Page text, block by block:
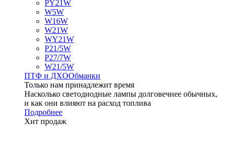
PY21W
W5W
W16W
W21W
WY21W
P21/5W
P27/7W
W21/5W
ПТФ и ДXООбманки
Только нам принадлежит время
Насколько светодиодные лампы долговечнее обычных,
и как они влияют на расход топлива
Подробнее
Хит продаж